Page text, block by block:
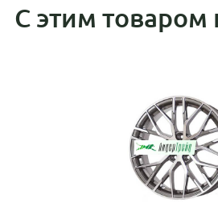
С этим товаром